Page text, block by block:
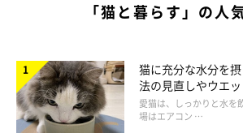
ねこのきもち投稿写真ギャラリー
――先ほど涙が眼瞼の下に流れることで起
したが、涙やけの原因は、やはり涙なので
岡本先生：
「猫と暮らす」の人
猫に充分な水分を
法の見直しやウエ
方を解説
愛猫は、しっかりと水を
場はエアコン …